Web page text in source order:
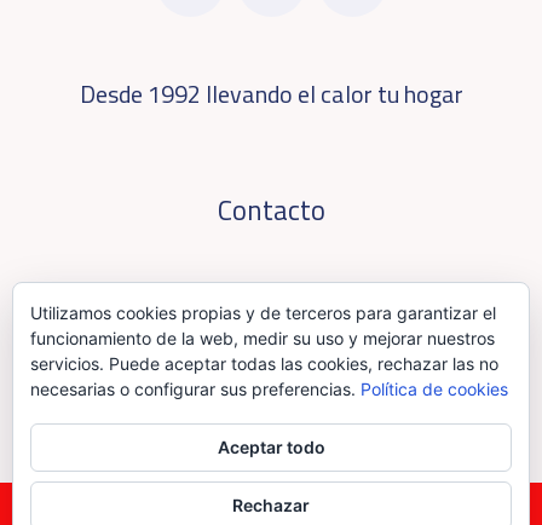
Desde 1992 llevando el calor tu hogar
Contacto
C/ Gregorio Pérez de María “El Cainejo” 2, 1º,
24010 León
987 218 000 | 987 387 000
pedidos.leon@pasohonroso.com
© Copyright © 2024 Paso Honroso S.L.
Utilizamos cookies propias y de terceros para garantizar el
funcionamiento de la web, medir su uso y mejorar nuestros
servicios. Puede aceptar todas las cookies, rechazar las no
necesarias o configurar sus preferencias. Política de cookies
Aceptar todo
Rechazar